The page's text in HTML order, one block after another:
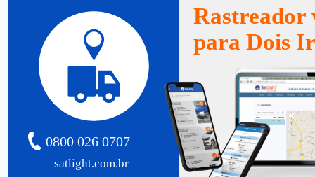
satlight.com.br
0800 026 0707
Rastreador
para Dois